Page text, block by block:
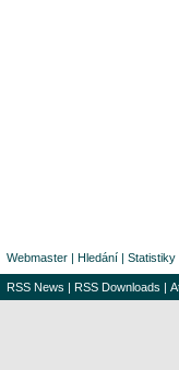
Webmaster | Hledání | Statistiky
RSS News | RSS Downloads |